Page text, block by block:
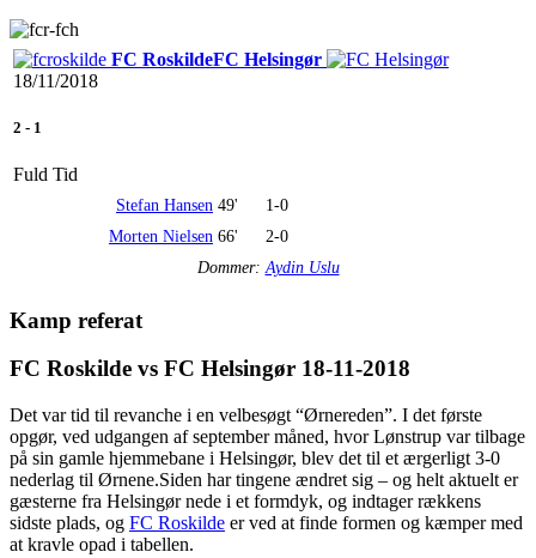
FC RoskildeFC Helsingør
18/11/2018
2 - 1
Fuld Tid
Stefan Hansen 49'
1-0
Morten Nielsen 66'
2-0
Dommer: Aydin Uslu
Kamp referat
FC Roskilde vs FC Helsingør 18-11-2018
Det var tid til revanche i en velbesøgt “Ørnereden”. I det første
opgør, ved udgangen af september måned, hvor Lønstrup var tilbage
på sin gamle hjemmebane i Helsingør, blev det til et ærgerligt 3-0
nederlag til Ørnene.Siden har tingene ændret sig – og helt aktuelt er
gæsterne fra Helsingør nede i et formdyk, og indtager rækkens
sidste plads, og FC Roskilde er ved at finde formen og kæmper med
at kravle opad i tabellen.